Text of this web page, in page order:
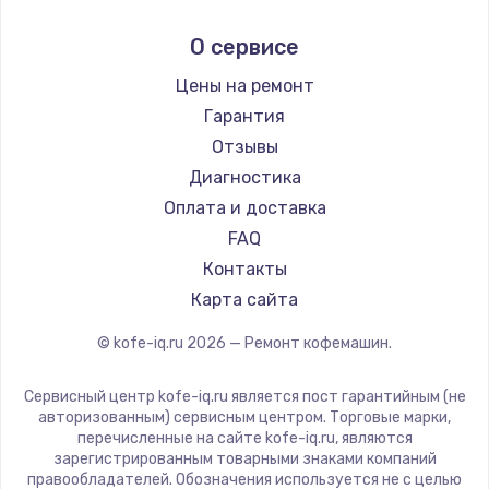
Ремонт микросхемы управления
от 1100 руб.
Заказать
Замена микросхемы питания
от 1100 руб.
Заказать
Ремонт NFC модуля
от 880 руб.
Ремонт микросхемы NFC
от 1100 руб.
Ремонт кофемашин RED solution
Ремонт кофемашин Bravilor Bonamat
Ремонт кофемашин Vard
Ремонт кофемашин Tuvio
Ремонт кофемашин Carrera
Ремонт кофемашин Supra
Jura
Olympia
Saeco
La Cimbali
WMF
Yamaguchi
Nivona
Astoria
JVC
ROCKET MOZZAFIATO
Vivitek
Thomson
Hisense
О сервисе
Цены на ремонт
Гарантия
Отзывы
Диагностика
Оплата и доставка
FAQ
Контакты
Карта сайта
© kofe-iq.ru 2026 — Ремонт кофемашин.
Сервисный центр kofe-iq.ru является пост гарантийным (не
авторизованным) сервисным центром. Торговые марки,
перечисленные на сайте kofe-iq.ru, являются
зарегистрированным товарными знаками компаний
правообладателей. Обозначения используется не с целью